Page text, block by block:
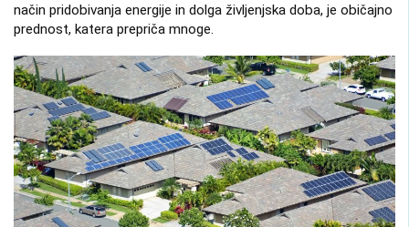
način pridobivanja energije in dolga življenjska doba, je običajno
prednost, katera prepriča mnoge.